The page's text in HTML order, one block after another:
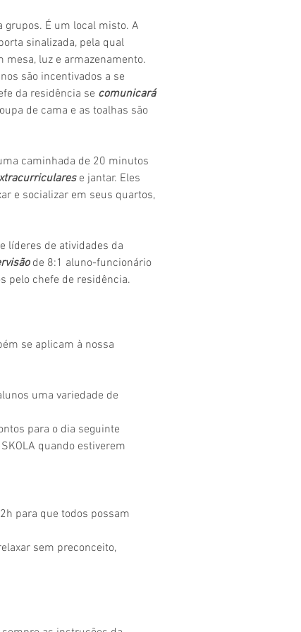
grupos. É um local misto. A
sinalizada, pela qual
mesa, luz e armazenamento.
são incentivados a se
da residência se comunicará
de cama e as toalhas são
caminhada de 20 minutos
e jantar. Eles
e socializar em seus quartos,
líderes de atividades da
de 8:1 aluno-funcionário
pelo chefe de residência.
se aplicam à nossa
uma variedade de
para o dia seguinte
quando estiverem
para que todos possam
sem preconceito,